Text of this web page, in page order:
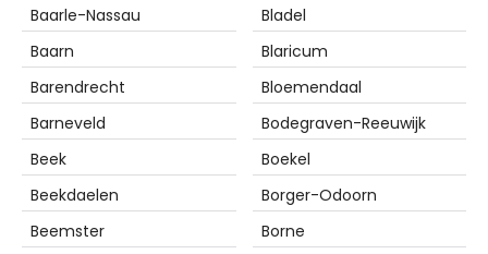
Baarle-Nassau
Baarn
Barendrecht
Barneveld
Beek
Beekdaelen
Beemster
Bladel
Blaricum
Bloemendaal
Bodegraven-Reeuwijk
Boekel
Borger-Odoorn
Borne